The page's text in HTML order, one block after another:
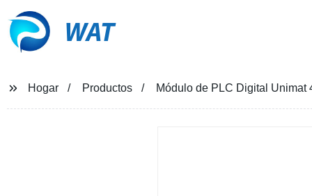
WAT
Hogar Productos Módulo de PLC Digital